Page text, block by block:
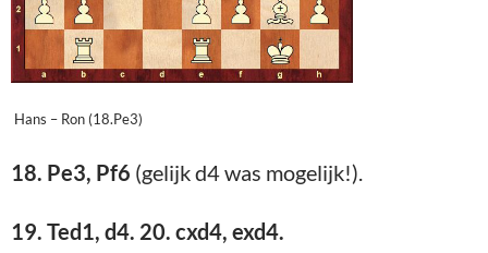
Hans – Ron (18.Pe3)
18. Pe3, Pf6 (gelijk d4 was mogelijk!).
19. Ted1, d4. 20. cxd4, exd4.